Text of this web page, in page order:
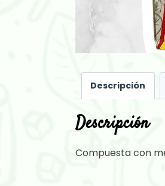
Descripción
Descripción
Compuesta con